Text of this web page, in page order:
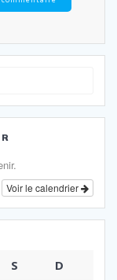
Voir le calendrier
S
D